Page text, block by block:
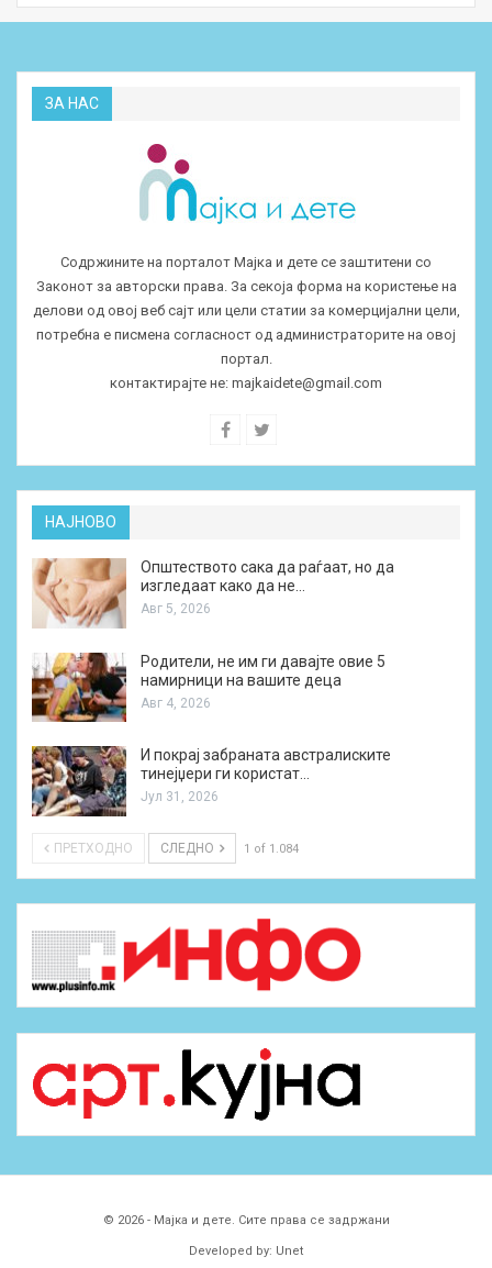
ЗА НАС
Содржините на порталот Мајка и дете се заштитени со
Законот за авторски права. За секоја форма на користење на
делови од овој веб сајт или цели статии за комерцијални цели,
потребна е писмена согласност од администраторите на овој
портал.
контактирајте не: majkaidete@gmail.com
НАЈНОВО
Општеството сака да раѓаат, но да
изгледаат како да не…
Авг 5, 2026
Родители, не им ги давајте овие 5
намирници на вашите деца
Авг 4, 2026
И покрај забраната австралиските
тинејџери ги користат…
Јул 31, 2026
ПРЕТХОДНО СЛЕДНО 1 of 1.084
© 2026 - Мајка и дете. Сите права се задржани
Developed by: Unet